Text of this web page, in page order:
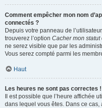
Comment empêcher mon nom
connectés ?
Depuis votre panneau de
trouverez l’option Cacher mon statut
ne serez visible que par les
Vous serez compté parmi les
Haut
Les heures ne sont pas correctes !
Il est possible que l’heure affichée
dans lequel vous êtes. Dans ce cas,